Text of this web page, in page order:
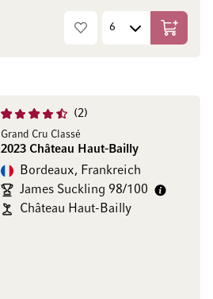
In den
2
Grand Cru Classé
2023 Château Haut-Bailly
Bordeaux, Frankreich
James Suckling 98/100
Château Haut-Bailly